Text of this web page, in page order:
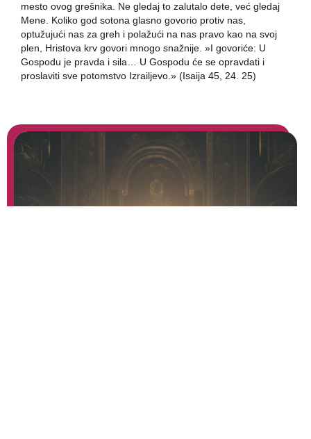
mesto ovog grešnika. Ne gledaj to zalutalo dete, već gledaj
Mene. Koliko god sotona glasno govorio protiv nas,
optužujući nas za greh i polažući na nas pravo kao na svoj
plen, Hristova krv govori mnogo snažnije. »I govoriće: U
Gospodu je pravda i sila… U Gospodu će se opravdati i
proslaviti sve potomstvo Izrailjevo.» (Isaija 45, 24. 25)